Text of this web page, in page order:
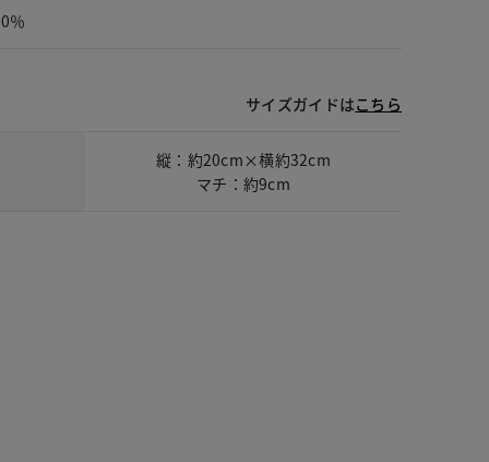
％
サイズガイドはこちら
縦：約20cm×横約32cm
マチ：約9cm